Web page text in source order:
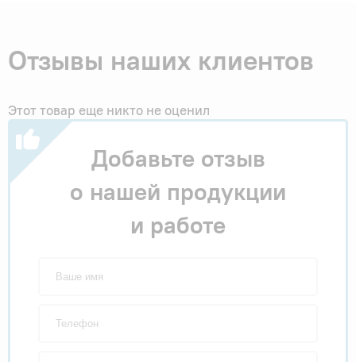
Отзывы наших клиентов
Этот товар еще никто не оценил
Добавьте отзыв
о нашей продукции
и работе